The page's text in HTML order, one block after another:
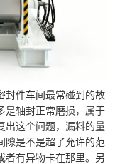
封件车间最常碰到的故
是轴封正常磨损，属于
出这个问题，漏料的量
隙是不是超了允许的范
者有异物卡在那里。另